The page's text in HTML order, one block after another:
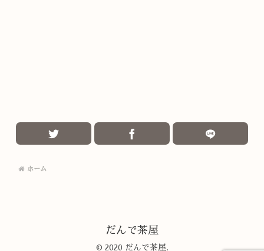
ホーム
だんで茶屋
© 2020 だんで茶屋.